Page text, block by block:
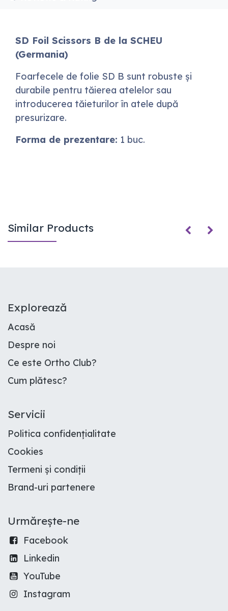
SD Foil Scissors B de la SCHEU
(Germania)
Foarfecele de folie SD B sunt robuste și
durabile pentru tăierea atelelor sau
introducerea tăieturilor în atele după
presurizare.
Forma de prezentare: 1 buc.
Similar Products
E​xplorează
Acasă
Despre noi
Ce este Ortho Club?
Cum plătesc?
Servicii
Politica confidențialitate
Cookies
Termeni și condiții
Brand-uri partenere
Urmărește-ne
Facebook
Linkedin
YouTube
Instagram